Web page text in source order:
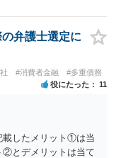
弁護士選定に
#消費者金融 #多重債務
役にたった 11
載したメリット①は当
②とデメリットは当て